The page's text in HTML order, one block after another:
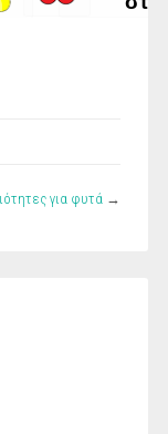
για φυτά →